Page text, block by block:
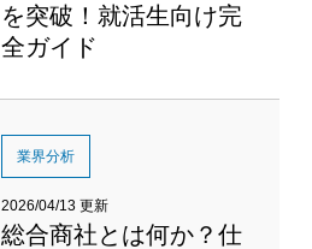
を突破！就活生向け完
全ガイド
業界分析
2026/04/13 更新
総合商社とは何か？仕